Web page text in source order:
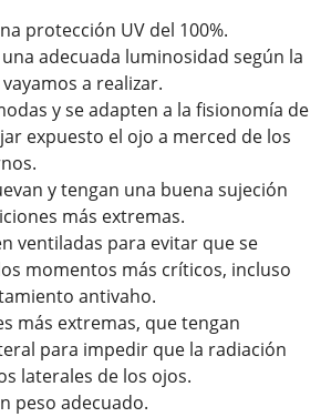
protección UV del 100%.
adecuada luminosidad según la
a realizar.
y se adapten a la fisionomía de
expuesto el ojo a merced de los
y tengan una buena sujeción
más extremas.
ventiladas para evitar que se
momentos más críticos, incluso
antivaho.
más extremas, que tengan
para impedir que la radiación
laterales de los ojos.
peso adecuado.